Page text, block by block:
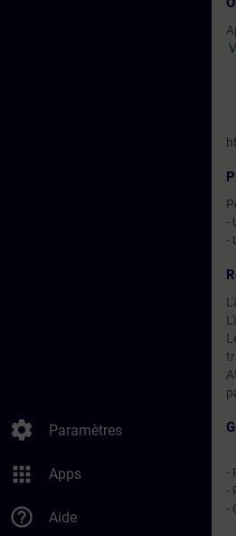
settings Paramètres
apps Apps
help_outline Aide
-
-
-
-
-